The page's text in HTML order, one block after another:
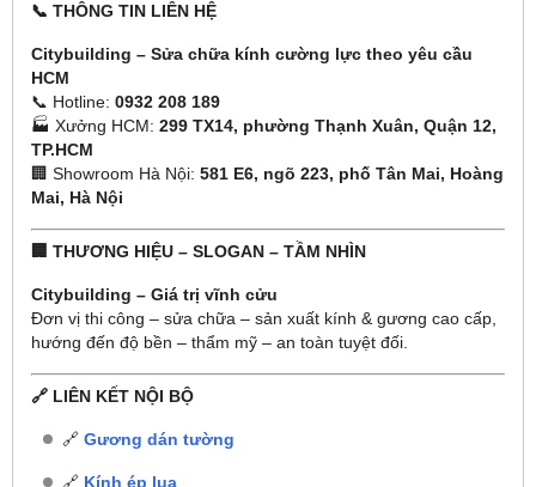
📞 THÔNG TIN LIÊN HỆ
Citybuilding – Sửa chữa kính cường lực theo yêu cầu
HCM
📞 Hotline: 0932 208 189
🏭 Xưởng HCM: 299 TX14, phường Thạnh Xuân, Quận 12,
TP.HCM
🏢 Showroom Hà Nội: 581 E6, ngõ 223, phố Tân Mai, Hoàng
Mai, Hà Nội
🏢 THƯƠNG HIỆU – SLOGAN – TẦM NHÌN
Citybuilding – Giá trị vĩnh cửu
Đơn vị thi công – sửa chữa – sản xuất kính & gương cao cấp,
hướng đến độ bền – thẩm mỹ – an toàn tuyệt đối.
🔗 LIÊN KẾT NỘI BỘ
🔗 Gương dán tường
🔗 Kính ép lụa